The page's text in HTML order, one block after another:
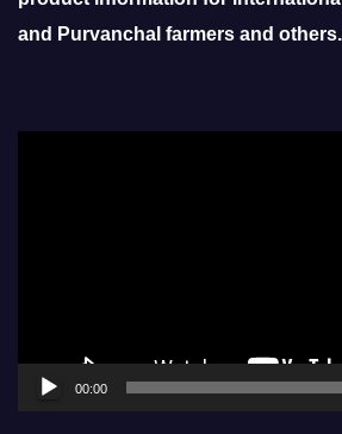
and Purvanchal farmers and others.
00:00